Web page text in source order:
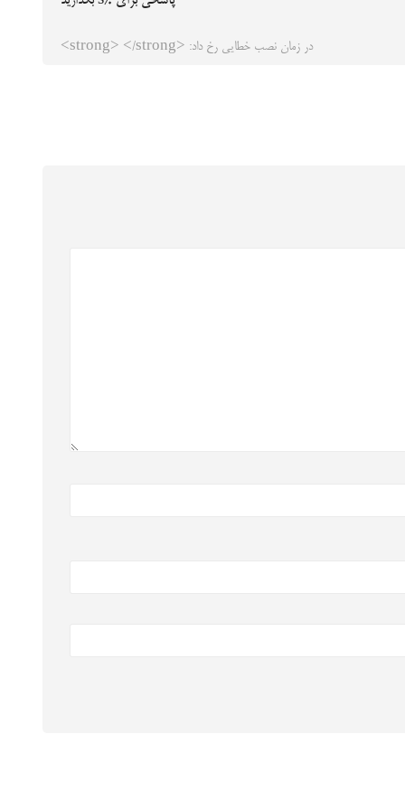
در زمان نصب خطایی رخ داد: <strong> </strong>